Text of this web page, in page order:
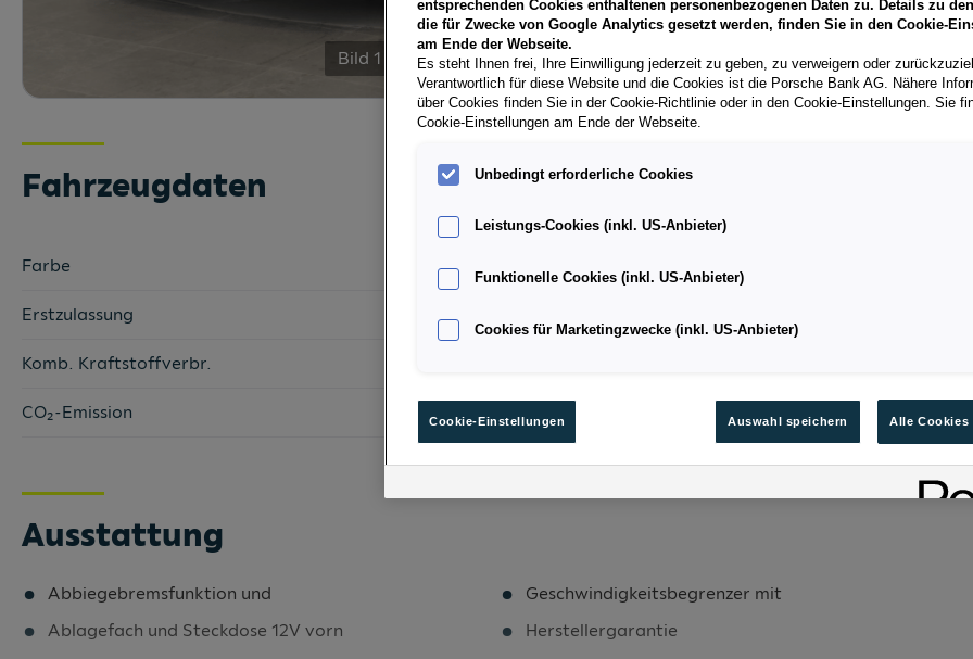
Bild 1
Fahrzeugdaten
Farbe
Erstzulassung
Komb. Kraftstoffverbr.
CO₂-Emission Bestandsnummer
Ausstattung
Abbiegebremsfunktion und
Ablagefach und Steckdose 12V vorn
Geschwindigkeitsbegrenzer mit
Herstellergarantie
entsprechenden Cookies enthaltenen personenbezogenen Daten zu. Details zu
die für Zwecke von Google Analytics gesetzt werden, finden Sie in den Cookie-
am Ende der Webseite.
Es steht Ihnen frei, Ihre Einwilligung jederzeit zu geben, zu verweigern oder
Verantwortlich für diese Website und die Cookies ist die Porsche Bank AG. Nähere
über Cookies finden Sie in der Cookie-Richtlinie oder in den Cookie-Einstellungen. Sie
Cookie-Einstellungen am Ende der Webseite.
Unbedingt erforderliche Cookies
Leistungs-Cookies (inkl. US-Anbieter)
Funktionelle Cookies (inkl. US-Anbieter)
Cookies für Marketingzwecke (inkl. US-Anbieter)
Cookie-Einstellungen Auswahl speichern Alle Cookies